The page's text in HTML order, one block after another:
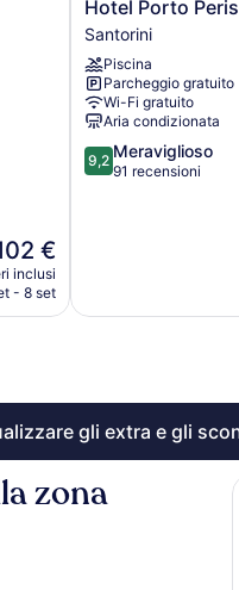
€
inclusi
- 8 set
Hotel
Porto
Perissa
Santorini
Hotel Porto
Santorini
Piscina
Parcheggio gratuito
Wi-Fi gratuito
Aria condizionata
9.2
su
9,2 Meraviglioso
91 recensioni
gli extra e gli
zona